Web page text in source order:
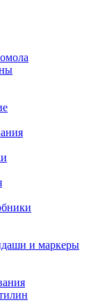
и маркеры